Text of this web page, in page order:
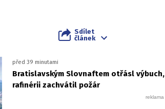
Sdílet
článek
před 39 minutami
Bratislavským Slovnaftem otřásl výbuch,
rafinérii zachvátil požár